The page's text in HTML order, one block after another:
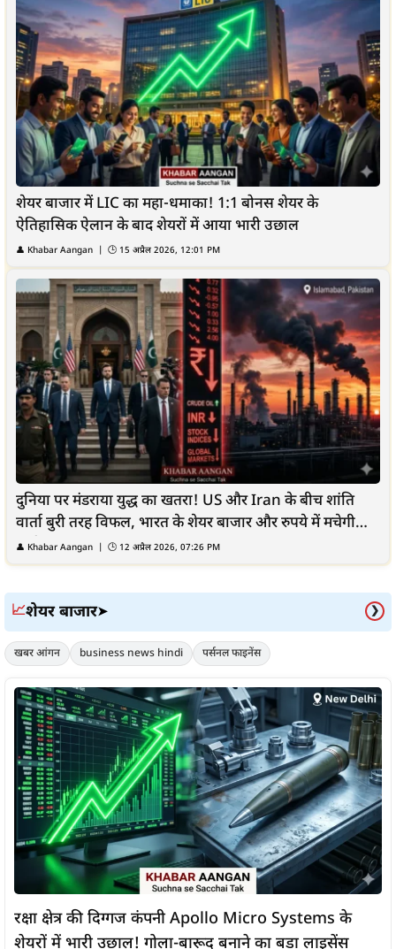
शेयर बाजार में LIC का महा-धमाका! 1:1 बोनस शेयर के
ऐतिहासिक ऐलान के बाद शेयरों में आया भारी उछाल
👤 Khabar Aangan | 🕒 15 अप्रैल 2026, 12:01 PM
दुनिया पर मंडराया युद्ध का खतरा! US और Iran के बीच शांति
वार्ता बुरी तरह विफल, भारत के शेयर बाजार और रुपये में मचेगी
भारी...
👤 Khabar Aangan | 🕒 12 अप्रैल 2026, 07:26 PM
📈शेयर बाजार➤ ❯
खबर आंगन business news hindi पर्सनल फाइनेंस
रक्षा क्षेत्र की दिग्गज कंपनी Apollo Micro Systems के
शेयरों में भारी उछाल! गोला-बारूद बनाने का बड़ा लाइसेंस